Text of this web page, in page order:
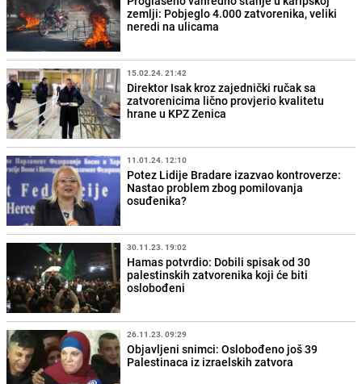
zemlji: Pobjeglo 4.000 zatvorenika, veliki
neredi na ulicama
15.02.24. 21:42
Direktor Isak kroz zajednički ručak sa
zatvorenicima lično provjerio kvalitetu
hrane u KPZ Zenica
11.01.24. 12:10
Potez Lidije Bradare izazvao kontroverze:
Nastao problem zbog pomilovanja
osuđenika?
30.11.23. 19:02
Hamas potvrdio: Dobili spisak od 30
palestinskih zatvorenika koji će biti
oslobođeni
26.11.23. 09:29
Objavljeni snimci: Oslobođeno još 39
Palestinaca iz izraelskih zatvora